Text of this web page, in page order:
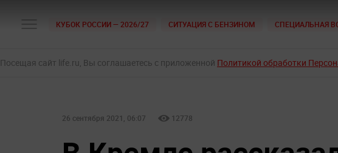
КУБОК РОССИИ — 2026/27 СИТУАЦИЯ С БЕНЗИНОМ СПЕЦИАЛЬНАЯ
Посещая сайт life.ru, Вы соглашаетесь с приложенной Политикой обработки
26 сентября 2021, 06:07 12778